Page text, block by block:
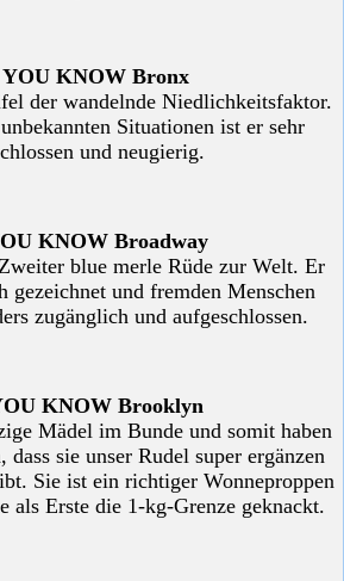
KNOW Bronx
der wandelnde Niedlichkeitsfaktor.
Situationen ist er sehr
und neugierig.
KNOW Broadway
blue merle Rüde zur Welt. Er
gezeichnet und fremden Menschen
zugänglich und aufgeschlossen.
KNOW Brooklyn
Mädel im Bunde und somit haben
dass sie unser Rudel super ergänzen
Sie ist ein richtiger Wonneproppen
als Erste die 1-kg-Grenze geknackt.